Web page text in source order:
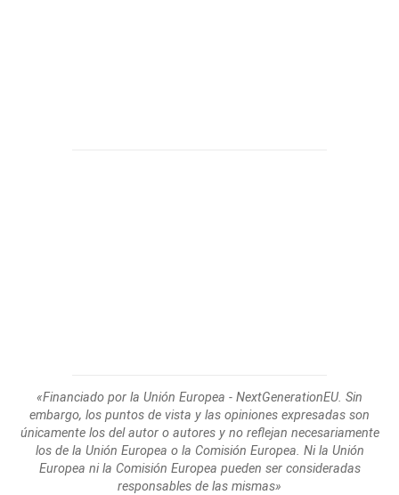
«Financiado por la Unión Europea - NextGenerationEU. Sin
embargo, los puntos de vista y las opiniones expresadas son
únicamente los del autor o autores y no reflejan necesariamente
los de la Unión Europea o la Comisión Europea. Ni la Unión
Europea ni la Comisión Europea pueden ser consideradas
responsables de las mismas»